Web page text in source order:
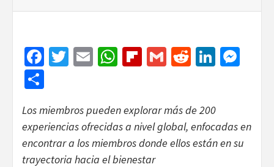
Facebook
Twitter
EmailWhatsApp
Flipboard
GmailReddit
Los miembros pueden explorar más de 200
experiencias ofrecidas a nivel global, enfocadas en
encontrar a los miembros donde ellos están en su
trayectoria hacia el bienestar